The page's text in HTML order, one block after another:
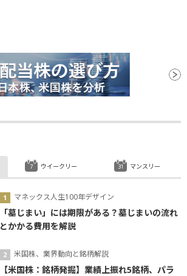
マネックス人生100年デザイン
「墓じまい」には期限がある？墓じまいの流れ
とかかる費用を解説
米国株、業界動向と銘柄解説
【米国株：銘柄発掘】業績上振れ5銘柄、パラ
ウイークリー マンスリー